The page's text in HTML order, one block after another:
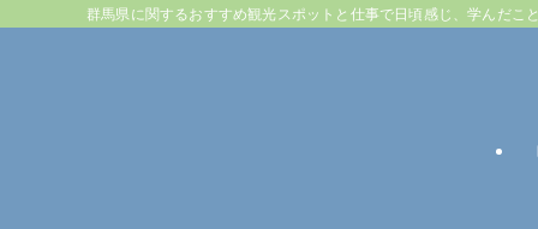
群馬県に関するおすすめ観光スポットと仕事で日頃感じ、学んだこ